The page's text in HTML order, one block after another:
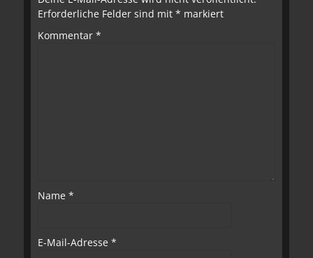
Erforderliche Felder sind mit * markiert
Kommentar *
Name *
E-Mail-Adresse *